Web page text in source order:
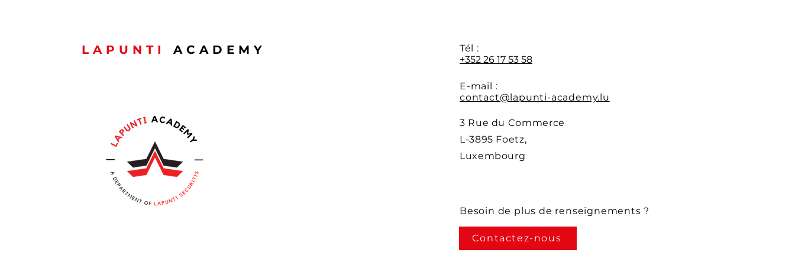
LAPUNTI ACADEMY
Tél :
+352 26 17 53 58
E-mail :
contact@lapunti-academy.lu
3 Rue du Commerce
L-3895 Foetz,
Luxembourg
Besoin de plus de renseignements ?
Contactez-nous